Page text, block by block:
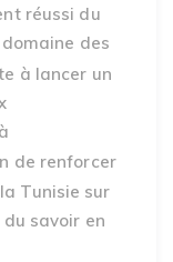
réussi du
des
à lancer un
de renforcer
Tunisie sur
du savoir en